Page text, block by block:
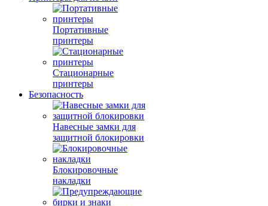
Портативные
принтеры
Стационарные
принтеры
Безопасность
Навесные замки для
защитной блокировки
Блокировочные
накладки